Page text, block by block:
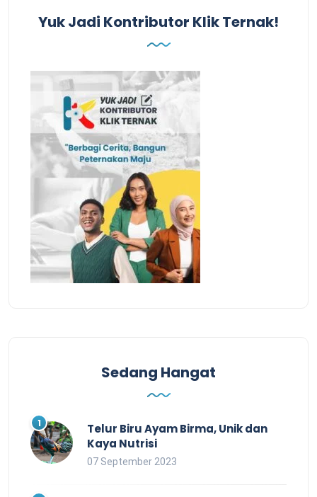
Yuk Jadi Kontributor Klik Ternak!
Sedang Hangat
Telur Biru Ayam Birma, Unik dan
Kaya Nutrisi
07 September 2023